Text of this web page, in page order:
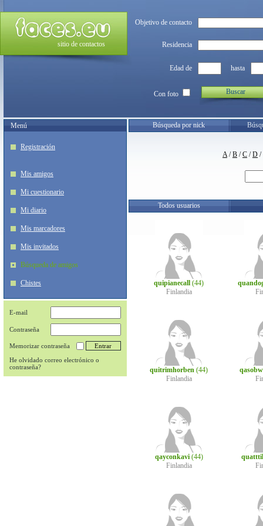
sitio de contactos
Objetivo de contacto
Residencia
Edad de hasta
Con foto Buscar
Menú
Registración
Mis amigos
Mi cuestionario
Mi diario
Mis marcadores
Mis invitados
Búsqueda de amigos
Chistes
E-mail
Contraseña
Memorizar contraseña
He olvidado correo electrónico o
contraseña?
Búsqueda por nick
A/B /C /D /
Todos usuarios
quipianecall (44)
Finlandia
quitrimhorben (44)
Finlandia
qayconkavi (44)
Finlandia